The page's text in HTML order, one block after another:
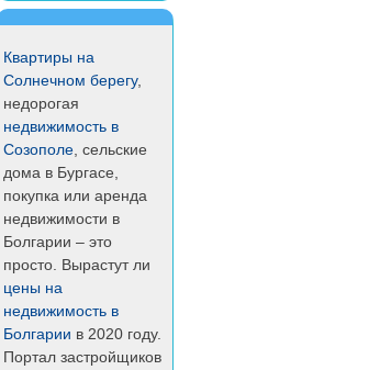
Квартиры на
Солнечном берегу,
недорогая
недвижимость в
Созополе , сельские
дома в Бургасе,
покупка или аренда
недвижимости в
Болгарии – это
просто. Вырастут ли
цены на
недвижимость в
Болгарии в 2020 году.
Портал застройщиков